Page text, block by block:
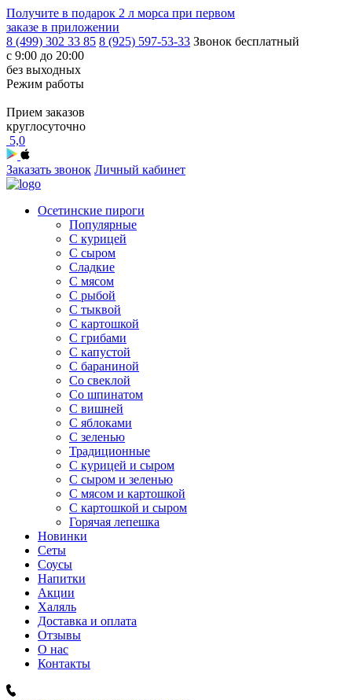
Получите в подарок 2 л морса при первом
заказе в приложении
8 (499) 302 33 85 8 (925) 597-53-33 Звонок бесплатный
с 9:00 до 20:00
без выходных
Режим работы
Прием заказов
круглосуточно
5,0
Заказать звонок Личный кабинет
Осетинские пироги
Популярные
С курицей
С сыром
Сладкие
С мясом
С рыбой
С тыквой
С картошкой
С грибами
С капустой
C бараниной
Со свеклой
Со шпинатом
С вишней
С яблоками
С зеленью
Традиционные
С курицей и сыром
С сыром и зеленью
С мясом и картошкой
С картошкой и сыром
Горячая лепешка
Новинки
Сеты
Соусы
Напитки
Акции
Халяль
Доставка и оплата
Отзывы
О нас
Контакты